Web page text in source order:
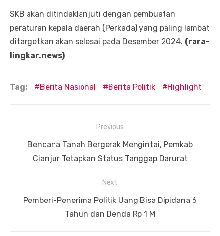
SKB akan ditindaklanjuti dengan pembuatan
peraturan kepala daerah (Perkada) yang paling lambat
ditargetkan akan selesai pada Desember 2024. (rara-
lingkar.news)
Tag: Berita Nasional Berita Politik Highlight
pos
Previous
Previous
Bencana Tanah Bergerak Mengintai, Pemkab
Cianjur Tetapkan Status Tanggap Darurat
Next
Next
Pemberi-Penerima Politik Uang Bisa Dipidana 6
Tahun dan Denda Rp 1 M